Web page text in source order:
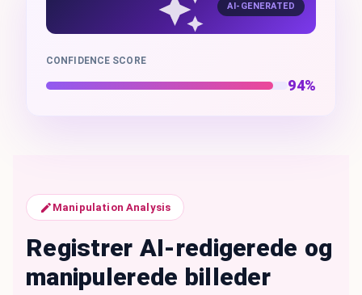
AI-GENERATED
CONFIDENCE SCORE
94%
Manipulation Analysis
Registrer AI-redigerede og
manipulerede billeder